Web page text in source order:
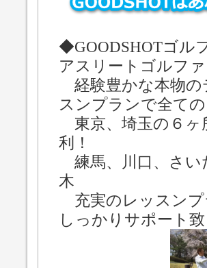
◆GOODSHOTゴル
アスリートゴルフ
経験豊かな本物の
スンプランで全て
東京、埼玉の６ヶ
利！
練馬、川口、さい
木
充実のレッスン
しっかりサポート致